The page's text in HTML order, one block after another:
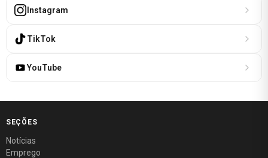
Instagram
TikTok
YouTube
SEÇÕES
Notícias
Emprego